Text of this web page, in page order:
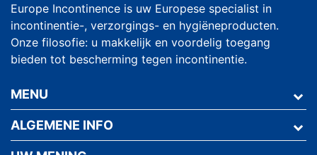
Europe Incontinence is uw Europese specialist in
incontinentie-, verzorgings- en hygiëneproducten.
Onze filosofie: u makkelijk en voordelig toegang
bieden tot bescherming tegen incontinentie.
MENU
ALGEMENE INFO